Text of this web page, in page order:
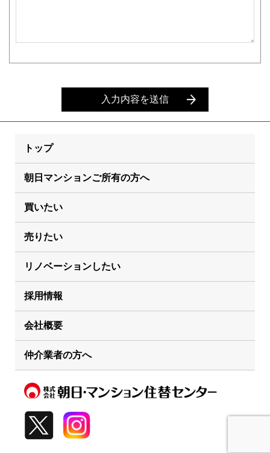
入力内容を送信
トップ
朝日マンションご所有の方へ
買いたい
売りたい
リノベーションしたい
採用情報
会社概要
仲介業者の方へ